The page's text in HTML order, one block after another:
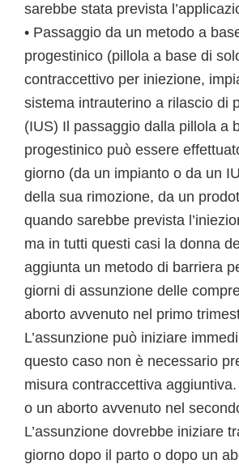
sarebbe stata prevista
• Passaggio da un metodo a
progestinico (pillola a base di
contraccettivo per iniezione,
sistema intrauterino a rilascio di
(IUS) Il passaggio dalla pillola a
progestinico può essere
giorno (da un impianto o da un
della sua rimozione, da un
quando sarebbe prevista
ma in tutti questi casi la donna
aggiunta un metodo di barriera
giorni di assunzione delle
aborto avvenuto nel primo
L’assunzione può iniziare
questo caso non è necessario
misura contraccettiva
o un aborto avvenuto nel
L’assunzione dovrebbe iniziare
giorno dopo il parto o dopo un